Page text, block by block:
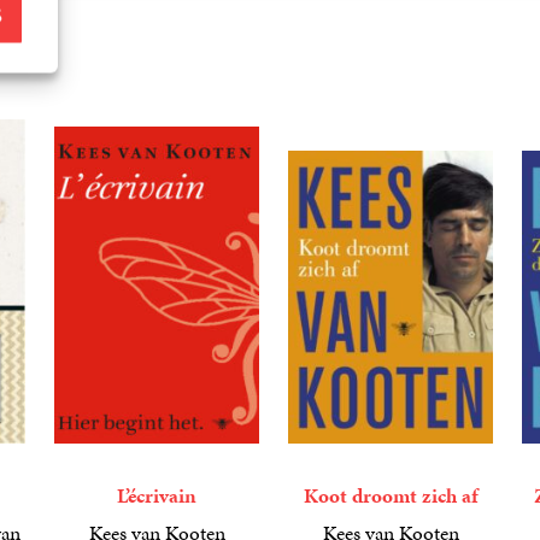
L’écrivain
Kees van Kooten
Koot droomt zich af
Kees van Kooten